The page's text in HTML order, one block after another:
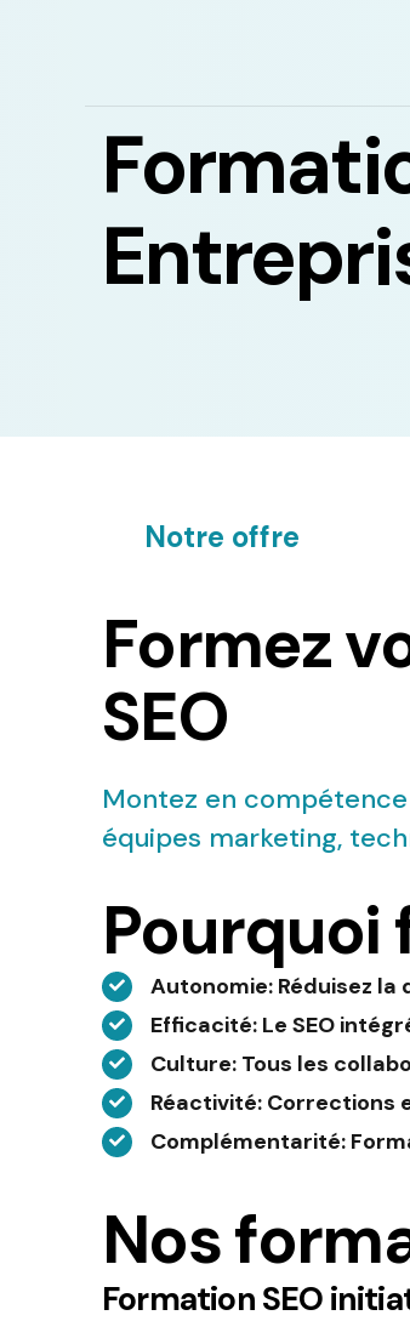
Notre offre
Formez
SEO
Montez en
équipes marketing,
Pourquoi
Autonomie: Réduisez
Efficacité: Le SEO
Culture: Tous les
Réactivité: Corrections
Complémentarité:
Nos
Formation SEO